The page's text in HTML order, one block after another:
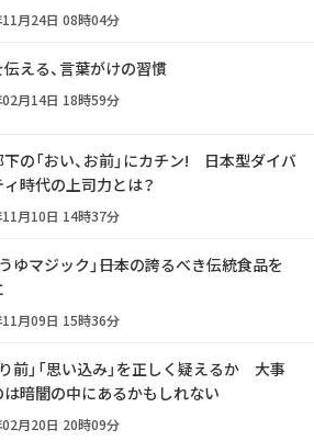
月24日 08時04分
える、言葉がけの習慣
月14日 18時59分
の「おい、お前」にカチン! 日本型ダイバ
時代の上司力とは？
月10日 14時37分
ゆマジック」――日本の誇るべき伝統食品を
月09日 15時36分
前」「思い込み」を正しく疑えるか 大事
は暗闇の中にあるかもしれない
月20日 20時09分